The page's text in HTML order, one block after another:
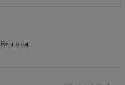
Rent-a-car